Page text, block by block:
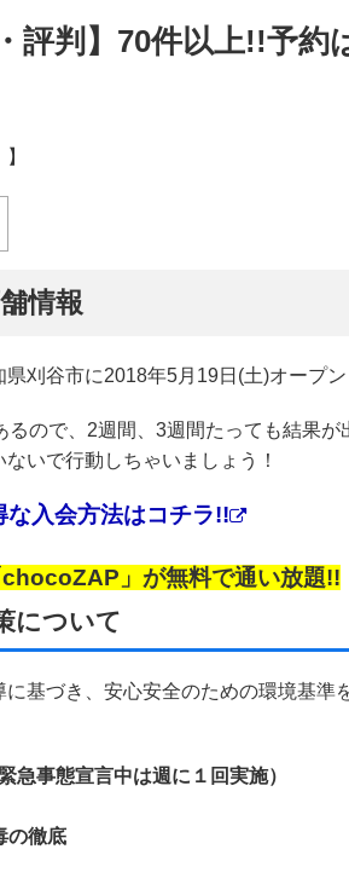
評判】70件以上!!予約
情報
刈谷市に2018年5月19日(土)オープン
ので、2週間、3週間たっても結果が
いで行動しちゃいましょう！
な入会方法はコチラ!!
」が無料で通い放題!!
について
基づき、安心安全のための環境基準
急事態宣言中は週に１回実施）
の徹底